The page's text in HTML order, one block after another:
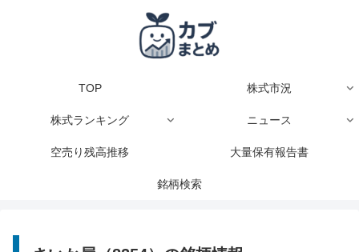
TOP 株式市況
株式ランキング ニュース
空売り残高推移 大量保有報告書
銘柄検索